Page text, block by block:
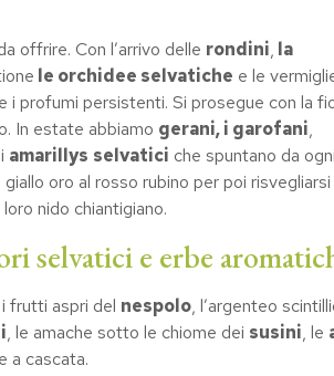
offrire. Con l’arrivo delle rondini, la
le orchidee selvatiche e le
i profumi persistenti. Si prosegue con la
In estate abbiamo gerani, i garofani,
amarillys selvatici che spuntano da
giallo oro al rosso rubino per poi
nido chiantigiano.
selvatici e erbe
i frutti aspri del nespolo, l’argenteo
, le amache sotto le chiome dei susini, le
a cascata.